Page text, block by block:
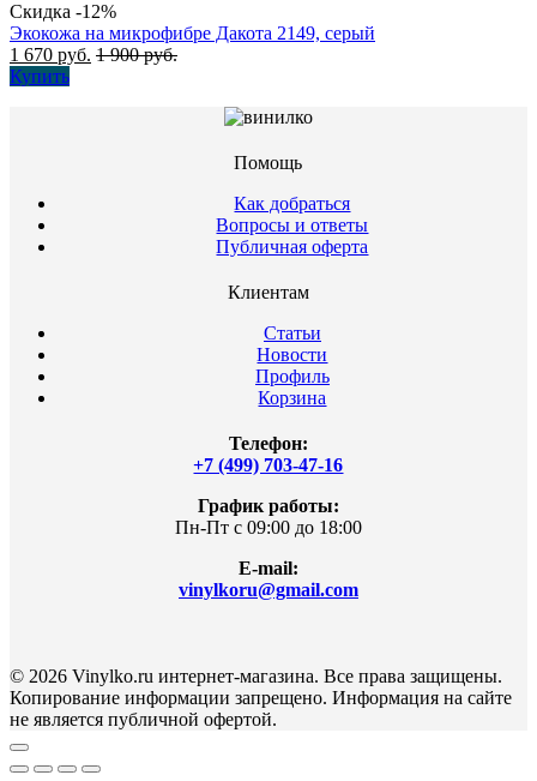
Скидка -12%
Экокожа на микрофибре Дакота 2149, серый
1 670 руб. 1 900руб.
Купить
Помощь
Как добраться
Вопросы и ответы
Публичная оферта
Клиентам
Статьи
Новости
Профиль
Корзина
Телефон:
+7 (499) 703-47-16
График работы:
Пн-Пт с 09:00 до 18:00
E-mail:
vinylkoru@gmail.com
© 2026 Vinylko.ru интернет-магазина. Все права защищены.
Копирование информации запрещено. Информация на сайте
не является публичной офертой.